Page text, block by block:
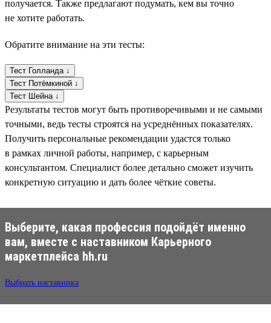
получается. Также предлагают подумать, кем вы точно
не хотите работать.
Обратите внимание на эти тесты:
Тест Голланда ↓
Тест Потёмкиной ↓
Тест Шейна ↓
Результаты тестов могут быть противоречивыми и не самыми
точными, ведь тесты строятся на усреднённых показателях.
Получить персональные рекомендации удастся только
в рамках личной работы, например, с карьерным
консультантом. Специалист более детально сможет изучить
конкретную ситуацию и дать более чёткие советы.
Выберите, какая профессия подойдёт именно
вам, вместе с наставником Карьерного
маркетплейса hh.ru
Выбрать наставника